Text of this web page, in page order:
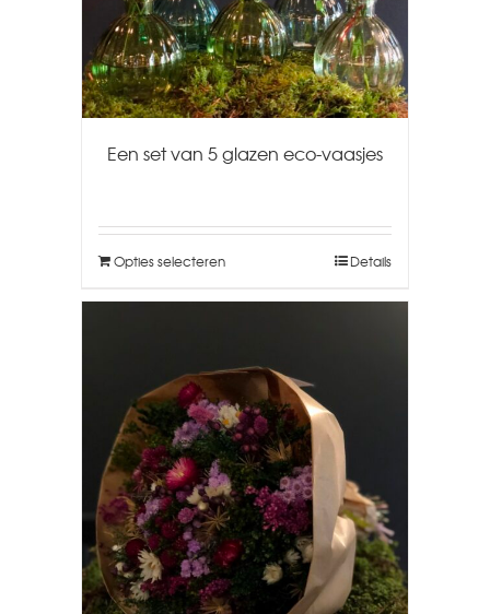
Een set van 5 glazen eco-vaasjes
Opties selecteren Details